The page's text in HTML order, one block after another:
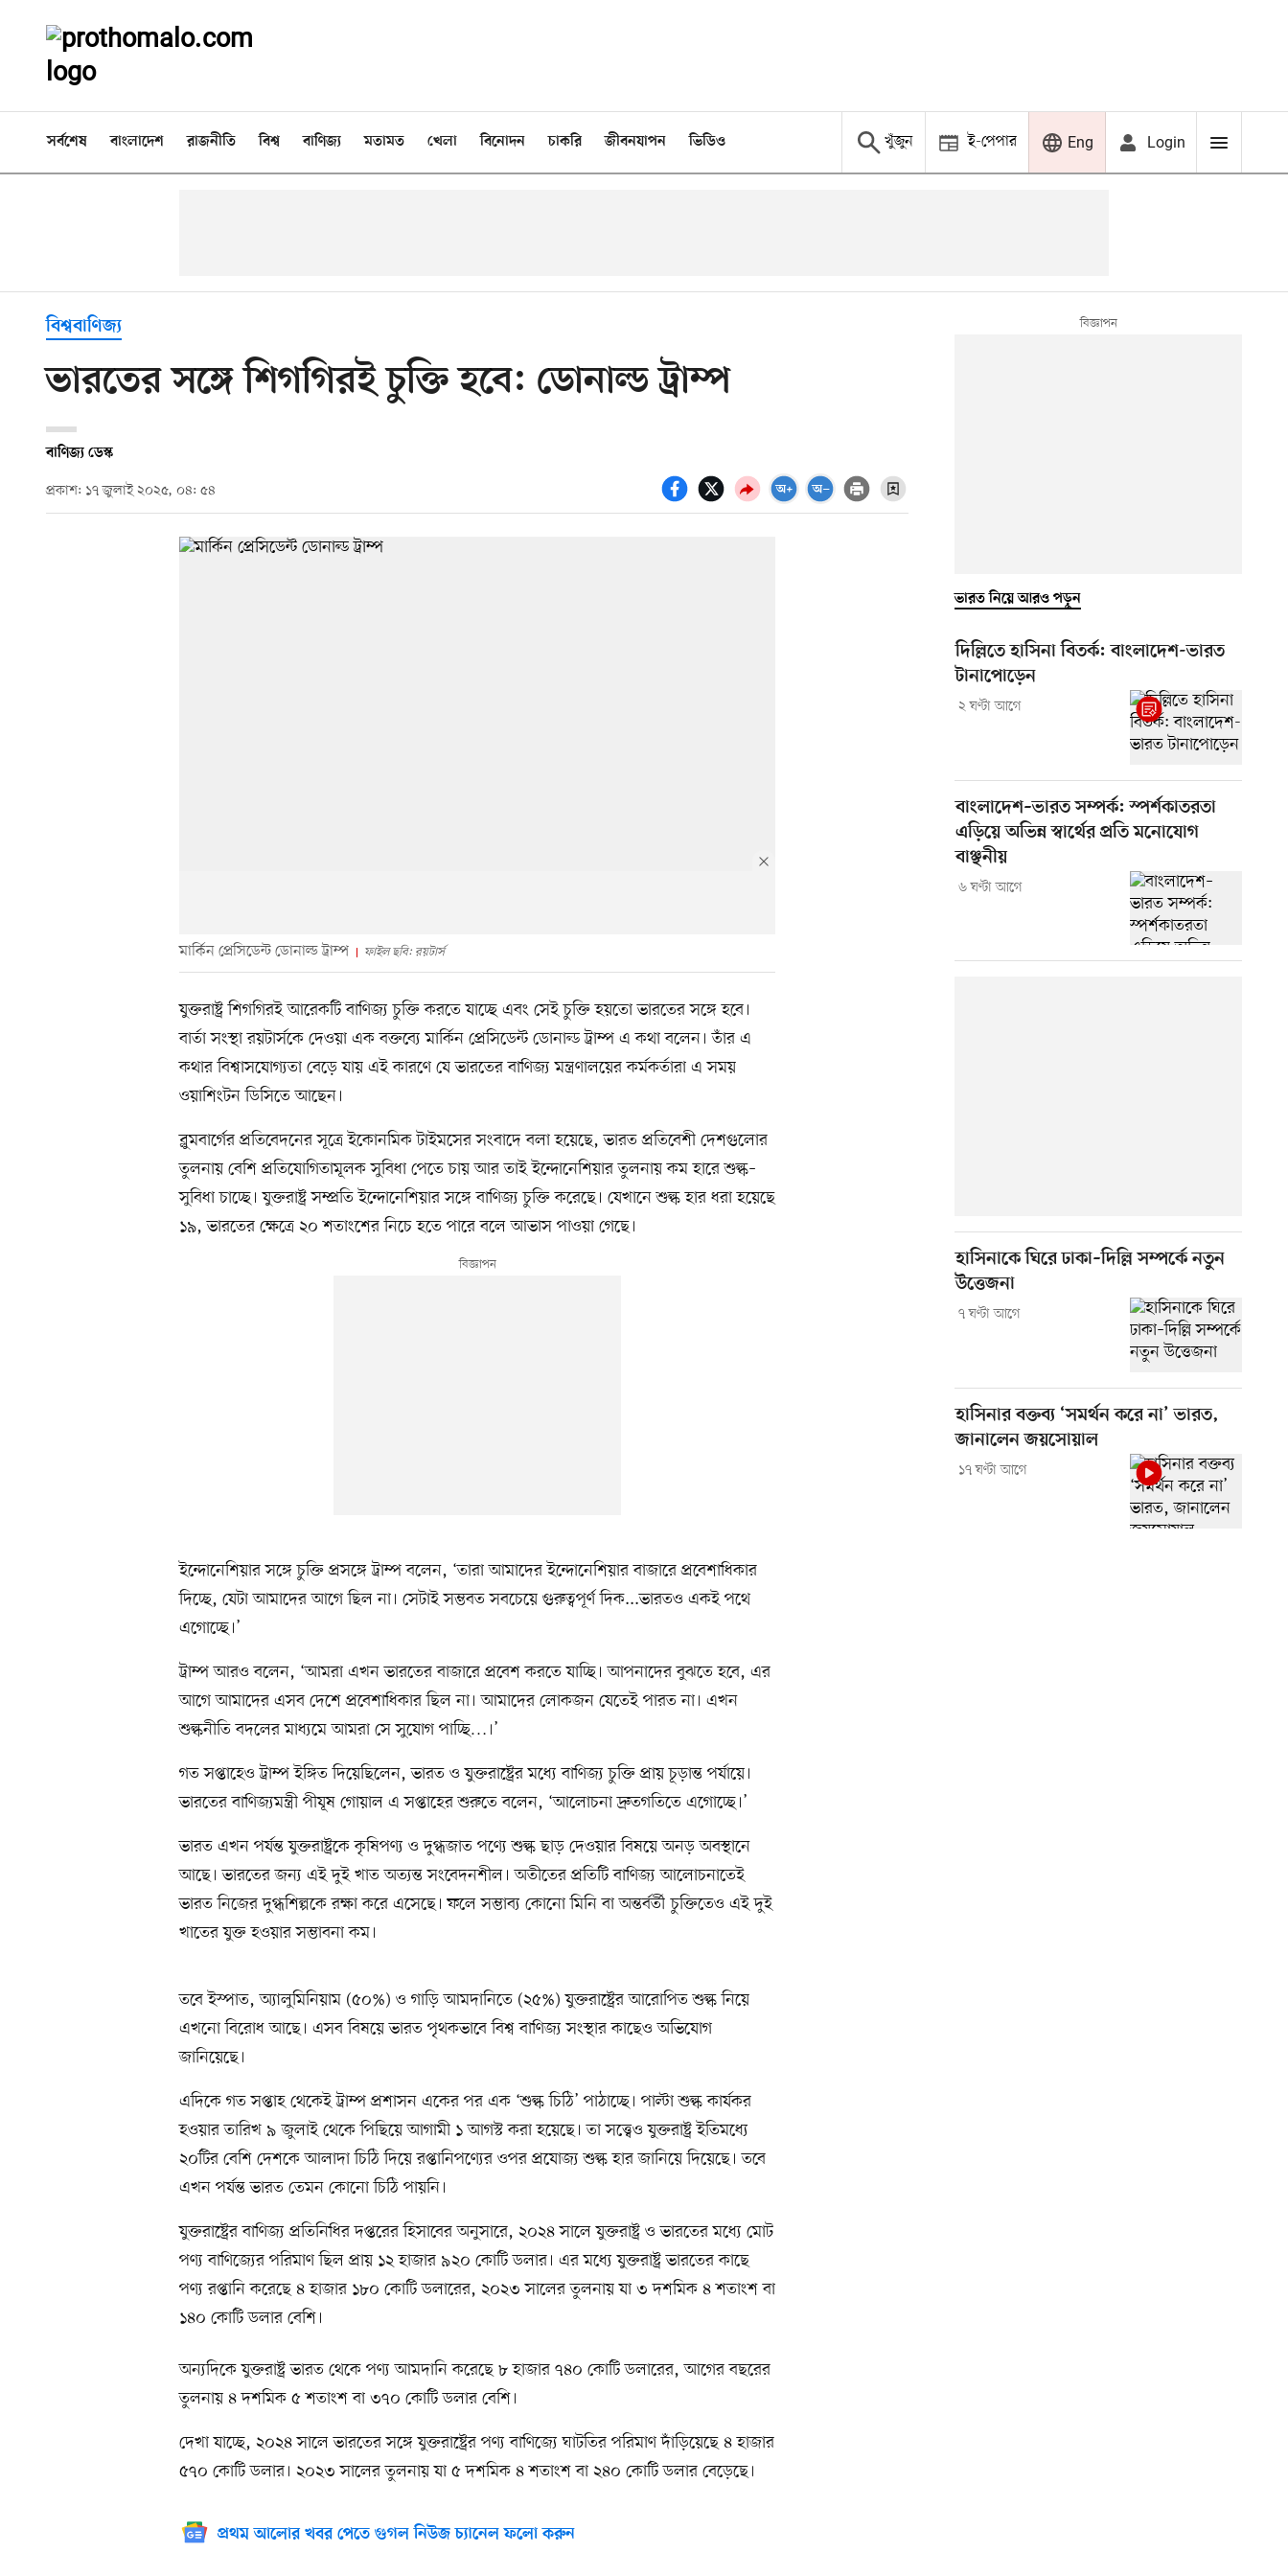
সর্বশেষ বাংলাদেশ রাজনীতি বিশ্ব বাণিজ্য মতামত খেলা বিনোদন চাকরি জীবনযাপন ভিডিও খুঁজুন ই-পেপার Eng Login
বিশ্ববাণিজ্য
ভারতের সঙ্গে শিগগিরই চুক্তি হবে: ডোনাল্ড ট্রাম্প
বাণিজ্য ডেস্ক
প্রকাশ: ১৭ জুলাই ২০২৫, ০৪: ৫৪
মার্কিন প্রেসিডেন্ট ডোনাল্ড ট্রাম্প ফাইল ছবি: রয়টার্স
যুক্তরাষ্ট্র শিগগিরই আরেকটি বাণিজ্য চুক্তি করতে যাচ্ছে এবং সেই চুক্তি হয়তো ভারতের সঙ্গে হবে।
বার্তা সংস্থা রয়টার্সকে দেওয়া এক বক্তব্যে মার্কিন প্রেসিডেন্ট ডোনাল্ড ট্রাম্প এ কথা বলেন। তাঁর এ
কথার বিশ্বাসযোগ্যতা বেড়ে যায় এই কারণে যে ভারতের বাণিজ্য মন্ত্রণালয়ের কর্মকর্তারা এ সময়
ওয়াশিংটন ডিসিতে আছেন।
ব্লুমবার্গের প্রতিবেদনের সূত্রে ইকোনমিক টাইমসের সংবাদে বলা হয়েছে, ভারত প্রতিবেশী দেশগুলোর
তুলনায় বেশি প্রতিযোগিতামূলক সুবিধা পেতে চায় আর তাই ইন্দোনেশিয়ার তুলনায় কম হারে শুল্ক–
সুবিধা চাচ্ছে। যুক্তরাষ্ট্র সম্প্রতি ইন্দোনেশিয়ার সঙ্গে বাণিজ্য চুক্তি করেছে। যেখানে শুল্ক হার ধরা হয়েছে
১৯, ভারতের ক্ষেত্রে ২০ শতাংশের নিচে হতে পারে বলে আভাস পাওয়া গেছে।
ইন্দোনেশিয়ার সঙ্গে চুক্তি প্রসঙ্গে ট্রাম্প বলেন, ‘তারা আমাদের ইন্দোনেশিয়ার বাজারে প্রবেশাধিকার
দিচ্ছে, যেটা আমাদের আগে ছিল না। সেটাই সম্ভবত সবচেয়ে গুরুত্বপূর্ণ দিক...ভারতও একই পথে
এগোচ্ছে।’
ট্রাম্প আরও বলেন, ‘আমরা এখন ভারতের বাজারে প্রবেশ করতে যাচ্ছি। আপনাদের বুঝতে হবে, এর
আগে আমাদের এসব দেশে প্রবেশাধিকার ছিল না। আমাদের লোকজন যেতেই পারত না। এখন
শুল্কনীতি বদলের মাধ্যমে আমরা সে সুযোগ পাচ্ছি…।’
গত সপ্তাহেও ট্রাম্প ইঙ্গিত দিয়েছিলেন, ভারত ও যুক্তরাষ্ট্রের মধ্যে বাণিজ্য চুক্তি প্রায় চূড়ান্ত পর্যায়ে।
ভারতের বাণিজ্যমন্ত্রী পীযূষ গোয়াল এ সপ্তাহের শুরুতে বলেন, ‘আলোচনা দ্রুতগতিতে এগোচ্ছে।’
ভারত এখন পর্যন্ত যুক্তরাষ্ট্রকে কৃষিপণ্য ও দুগ্ধজাত পণ্যে শুল্ক ছাড় দেওয়ার বিষয়ে অনড় অবস্থানে
আছে। ভারতের জন্য এই দুই খাত অত্যন্ত সংবেদনশীল। অতীতের প্রতিটি বাণিজ্য আলোচনাতেই
ভারত নিজের দুগ্ধশিল্পকে রক্ষা করে এসেছে। ফলে সম্ভাব্য কোনো মিনি বা অন্তর্বর্তী চুক্তিতেও এই দুই
খাতের যুক্ত হওয়ার সম্ভাবনা কম।
তবে ইস্পাত, অ্যালুমিনিয়াম (৫০%) ও গাড়ি আমদানিতে (২৫%) যুক্তরাষ্ট্রের আরোপিত শুল্ক নিয়ে
এখনো বিরোধ আছে। এসব বিষয়ে ভারত পৃথকভাবে বিশ্ব বাণিজ্য সংস্থার কাছেও অভিযোগ
জানিয়েছে।
এদিকে গত সপ্তাহ থেকেই ট্রাম্প প্রশাসন একের পর এক ‘শুল্ক চিঠি’ পাঠাচ্ছে। পাল্টা শুল্ক কার্যকর
হওয়ার তারিখ ৯ জুলাই থেকে পিছিয়ে আগামী ১ আগস্ট করা হয়েছে। তা সত্ত্বেও যুক্তরাষ্ট্র ইতিমধ্যে
২০টির বেশি দেশকে আলাদা চিঠি দিয়ে রপ্তানিপণ্যের ওপর প্রযোজ্য শুল্ক হার জানিয়ে দিয়েছে। তবে
এখন পর্যন্ত ভারত তেমন কোনো চিঠি পায়নি।
যুক্তরাষ্ট্রের বাণিজ্য প্রতিনিধির দপ্তরের হিসাবের অনুসারে, ২০২৪ সালে যুক্তরাষ্ট্র ও ভারতের মধ্যে মোট
পণ্য বাণিজ্যের পরিমাণ ছিল প্রায় ১২ হাজার ৯২০ কোটি ডলার। এর মধ্যে যুক্তরাষ্ট্র ভারতের কাছে
পণ্য রপ্তানি করেছে ৪ হাজার ১৮০ কোটি ডলারের, ২০২৩ সালের তুলনায় যা ৩ দশমিক ৪ শতাংশ বা
১৪০ কোটি ডলার বেশি।
অন্যদিকে যুক্তরাষ্ট্র ভারত থেকে পণ্য আমদানি করেছে ৮ হাজার ৭৪০ কোটি ডলারের, আগের বছরের
তুলনায় ৪ দশমিক ৫ শতাংশ বা ৩৭০ কোটি ডলার বেশি।
দেখা যাচ্ছে, ২০২৪ সালে ভারতের সঙ্গে যুক্তরাষ্ট্রের পণ্য বাণিজ্যে ঘাটতির পরিমাণ দাঁড়িয়েছে ৪ হাজার
৫৭০ কোটি ডলার। ২০২৩ সালের তুলনায় যা ৫ দশমিক ৪ শতাংশ বা ২৪০ কোটি ডলার বেড়েছে।
প্রথম আলোর খবর পেতে গুগল নিউজ চ্যানেল ফলো করুন
ভারত নিয়ে আরও পড়ুন
দিল্লিতে হাসিনা বিতর্ক: বাংলাদেশ-ভারত
টানাপোড়েন
২ ঘণ্টা আগে
বাংলাদেশ–ভারত সম্পর্ক: স্পর্শকাতরতা
এড়িয়ে অভিন্ন স্বার্থের প্রতি মনোযোগ
বাঞ্ছনীয়
৬ ঘণ্টা আগে
হাসিনাকে ঘিরে ঢাকা–দিল্লি সম্পর্কে নতুন
উত্তেজনা
৭ ঘণ্টা আগে
হাসিনার বক্তব্য ‘সমর্থন করে না’ ভারত,
জানালেন জয়সোয়াল
১৭ ঘণ্টা আগে